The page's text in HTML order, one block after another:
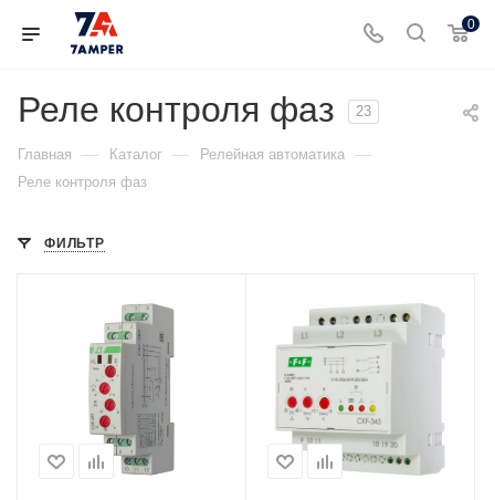
0
Реле контроля фаз 23
Главная — Каталог — Релейная автоматика —
Реле контроля фаз
ФИЛЬТР